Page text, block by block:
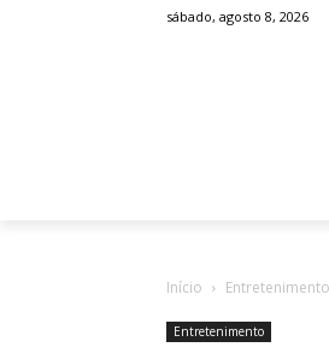
sábado, agosto 8, 2026
Início Entretenimento
Entretenimento